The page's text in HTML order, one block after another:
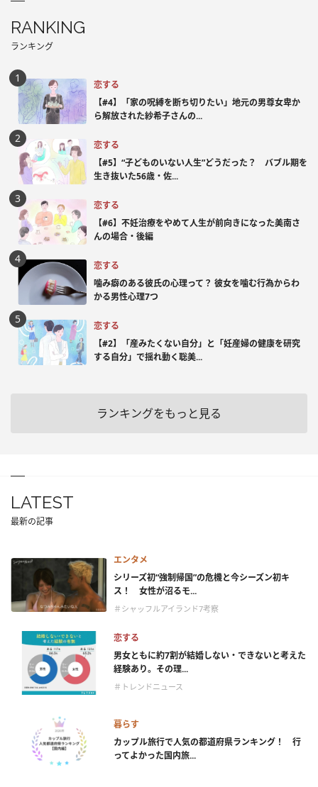
RANKING
ランキング
恋する
【#4】「家の呪縛を断ち切りたい」地元の男尊女卑か
ら解放された紗希子さんの...
恋する
【#5】“子どものいない人生”どうだった？ バブル期を
生き抜いた56歳・佐...
恋する
【#6】不妊治療をやめて人生が前向きになった美南さ
んの場合・後編
恋する
噛み癖のある彼氏の心理って？ 彼女を噛む行為からわ
かる男性心理7つ
恋する
【#2】「産みたくない自分」と「妊産婦の健康を研究
する自分」で揺れ動く聡美...
ランキングをもっと見る
LATEST
最新の記事
エンタメ
シリーズ初“強制帰国”の危機と今シーズン初キ
ス！ 女性が沼るモ...
＃シャッフルアイランド7考察
恋する
男女ともに約7割が結婚しない・できないと考えた
経験あり。その理...
＃トレンドニュース
暮らす
カップル旅行で人気の都道府県ランキング！ 行
ってよかった国内旅...